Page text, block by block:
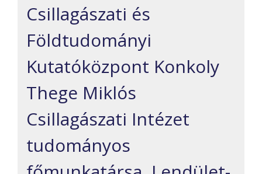
Csillagászati és
Földtudományi
Kutatóközpont Konkoly
Thege Miklós
Csillagászati Intézet
tudományos